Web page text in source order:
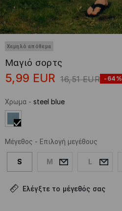
Χαμηλό απόθεμα
Μαγιό σορτς
5,99 EUR 16,51 EUR -64%
Χρωμα - steel blue
Μέγεθος - Επιλογή μεγέθους
S M L
Ελέγξτε το μέγεθός σας